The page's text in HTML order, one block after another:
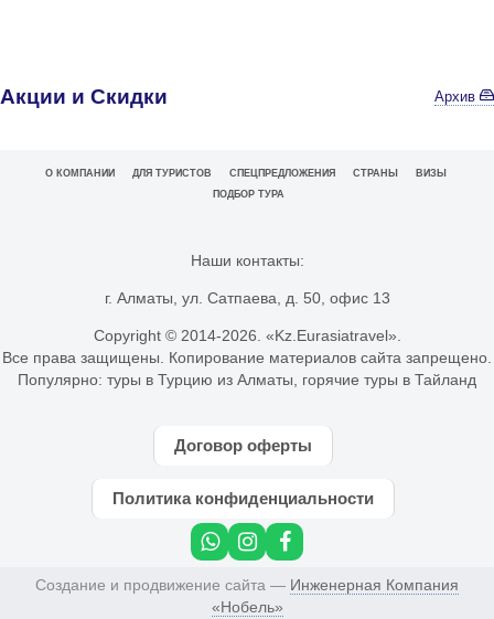
Акции и Скидки Архив
О КОМПАНИИ ДЛЯ ТУРИСТОВ СПЕЦПРЕДЛОЖЕНИЯ СТРАНЫ
ВИЗЫ
ПОДБОР ТУРА
Наши контакты:
г. Алматы, ул. Сатпаева, д. 50, офис 13
Copyright © 2014-2026. «Kz.Eurasiatravel».
Все права защищены. Копирование материалов сайта запрещено.
Популярно: туры в Турцию из Алматы горячие туры в Тайланд
Договор оферты
Политика конфиденциальности
Создание и продвижение сайта — Инженерная Компания
«Нобель»